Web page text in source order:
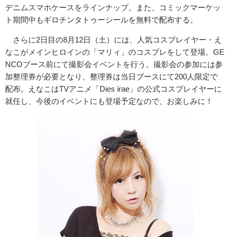
デニムスマホケースをラインナップ。また、コミックマーケッ
ト期間中もギロチンタトゥーシールを無料で配布する。
さらに2日目の8月12日（土）には、人気コスプレイヤー・え
なこがメインヒロインの「マリィ」のコスプレをして登場。GE
NCOブース前にて撮影会イベントを行う。撮影会の参加には参
加整理券が必要となり、整理券は当日ブースにて200人限定で
配布。えなこはTVアニメ「Dies irae」の公式コスプレイヤーに
就任し、今後のイベントにも登場予定なので、お楽しみに！